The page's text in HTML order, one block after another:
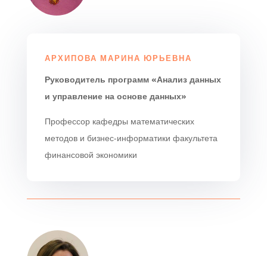
АРХИПОВА МАРИНА ЮРЬЕВНА
Руководитель программ «Анализ данных
и управление на основе данных»
Профессор кафедры математических
методов и бизнес-информатики факультета
финансовой экономики